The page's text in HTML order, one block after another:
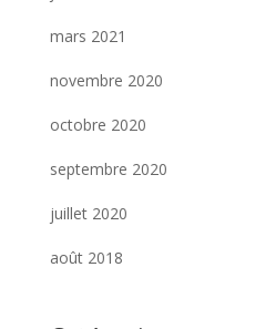
mars 2021
novembre 2020
octobre 2020
septembre 2020
juillet 2020
août 2018